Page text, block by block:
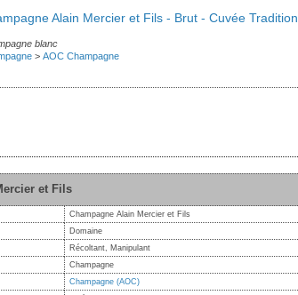
Alain Mercier et Fils - Brut - Cuvée Tradition
blanc
> AOC Champagne
et Fils
Champagne Alain Mercier et Fils
Domaine
Récoltant, Manipulant
Champagne
Champagne (AOC)